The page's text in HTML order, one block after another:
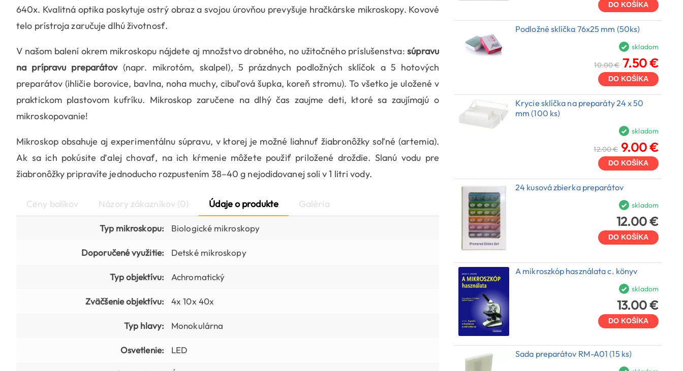
640x. Kvalitná optika poskytuje ostrý obraz a svojou úrovňou prevyšuje hračkárske mikroskopy. Kovové
telo prístroja zaručuje dlhú životnosť.
V našom balení okrem mikroskopu nájdete aj množstvo drobného, no užitočného príslušenstva:súpravu
na prípravu preparátov(napr. mikrotóm, skalpel), 5 prázdnych podložných sklíčok a 5 hotových
preparátov (ihličie borovice, bavlna, noha muchy, cibuľová šupka, koreň stromu). To všetko je uložené v
praktickom plastovom kufríku. Mikroskop zaručene na dlhý čas zaujme deti, ktoré sa zaujímajú o
mikroskopovanie!
Mikroskop obsahuje aj experimentálnu súpravu, v ktorej je možné liahnuť žiabronôžky soľné (artemia).
Ak sa ich pokúsite ďalej chovať, na ich kŕmenie môžete použiť priložené droždie. Slanú vodu pre
žiabronôžky pripravíte jednoducho rozpustením 38–40 g nejodidovanej soli v 1 litri vody.
Ceny balíkov Názory zákazníkov (0) Údaje o produkte Galéria
Typ mikroskopu: Biologické mikroskopy
Doporučené využitie: Detské mikroskopy
Typ objektívu: Achromatický
Zväčšenie objektívu: 4x 10x 40x
Typ hlavy: Monokulárna
Osvetlenie: LED
DO KOŠÍKA
Podložné sklíčka 76x25 mm (50ks)
skladom
10.00 € 7.50 €
DO KOŠÍKA
Krycie sklíčka na preparáty 24 x 50
mm (100 ks)
skladom
12.00 € 9.00 €
DO KOŠÍKA
24 kusová zbierka preparátov
skladom
12.00 €
DO KOŠÍKA
A mikroszkóp használata c. könyv
skladom
13.00 €
DO KOŠÍKA
Sada preparátov RM-A01 (15 ks)